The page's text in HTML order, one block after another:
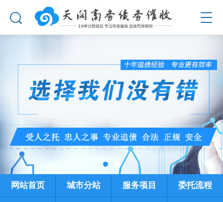
网站首页 城市分站 服务项目 委托流程